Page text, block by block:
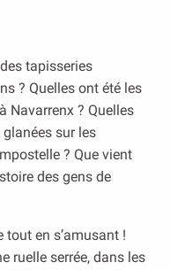
tapisseries
? Quelles ont été les
Navarrenx ? Quelles
sur les
? Que vient
des gens de
tout en s’amusant !
ruelle serrée, dans les